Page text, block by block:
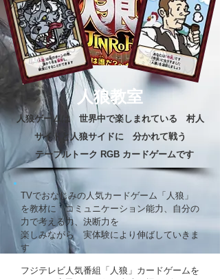
人狼教室
人狼ゲームは 世界中で楽しまれている 村人
サイドと人狼サイドに 分かれて戦う
テーブルトーク RGB カードゲームです
TVでおなじみの人気カードゲーム「人狼」
を教材に コミュニケーション能力、自分の
力で考える力、決断力を
楽しみながら 実体験により伸ばしていきま
す
フジテレビ人気番組「人狼」カードゲームを